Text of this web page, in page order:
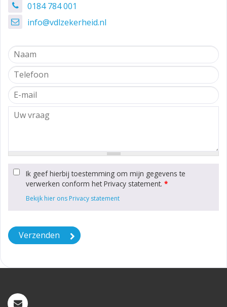
0184 784 001
info@vdlzekerheid.nl
Ik geef hierbij toestemming om mijn gegevens te
verwerken conform het Privacy statement. *
Bekijk hier ons Privacy statement